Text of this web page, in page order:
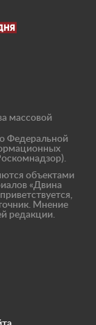
массовой
Федеральной
объектами
«Двина
Мнение
редакции.